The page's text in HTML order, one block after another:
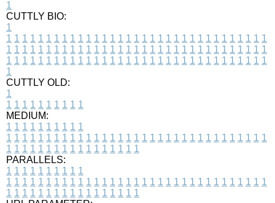
1
CUTTLY BIO:
1
1 1 1 1 1 1 1 1 1 1 1 1 1 1 1 1 1 1 1 1 1 1 1 1 1 1 1 1 1 1 1 1 1
1 1 1 1 1 1 1 1 1 1 1 1 1 1 1 1 1 1 1 1 1 1 1 1 1 1 1 1 1 1 1 1 1
1 1 1 1 1 1 1 1 1 1 1 1 1 1 1 1 1 1 1 1 1 1 1 1 1 1 1 1 1 1 1 1 1
1
CUTTLY OLD:
1
1 1 1 1 1 1 1 1 1 1
MEDIUM:
1 1 1 1 1 1 1 1 1 1
1 1 1 1 1 1 1 1 1 1 1 1 1 1 1 1 1 1 1 1 1 1 1 1 1 1 1 1 1 1 1 1 1
1 1 1 1 1 1 1 1 1 1 1 1 1 1 1 1 1
PARALLELS:
1 1 1 1 1 1 1 1 1 1
1 1 1 1 1 1 1 1 1 1 1 1 1 1 1 1 1 1 1 1 1 1 1 1 1 1 1 1 1 1 1 1 1
1 1 1 1 1 1 1 1 1 1 1 1 1 1 1 1 1